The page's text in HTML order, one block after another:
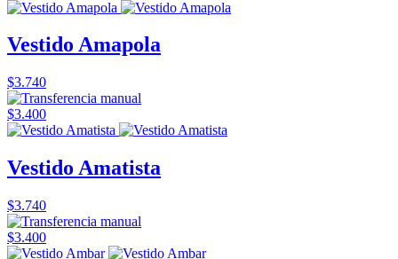
Vestido Amapola
$3.740
$3.400
Vestido Amatista
$3.740
$3.400